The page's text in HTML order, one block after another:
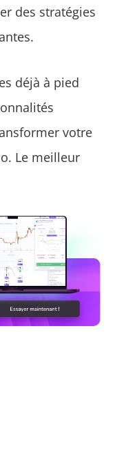
des stratégies
déjà à pied
votre
Le meilleur